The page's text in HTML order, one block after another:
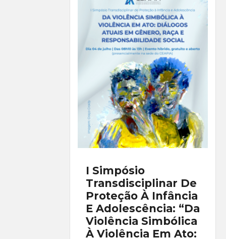
I Simpósio
Transdisciplinar De
Proteção À Infância
E Adolescência: “Da
Violência Simbólica
À Violência Em Ato: